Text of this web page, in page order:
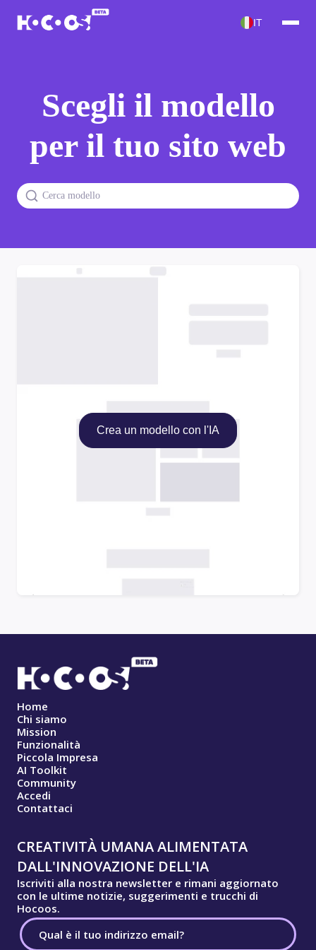
IT
Scegli il modello
per il tuo sito web
Crea un modello con l'IA
Home
Chi siamo
Mission
Funzionalità
Piccola Impresa
AI Toolkit
Community
Accedi
Contattaci
CREATIVITÀ UMANA ALIMENTATA
DALL'INNOVAZIONE DELL'IA
Iscriviti alla nostra newsletter e rimani aggiornato
con le ultime notizie, suggerimenti e trucchi di
Hocoos.